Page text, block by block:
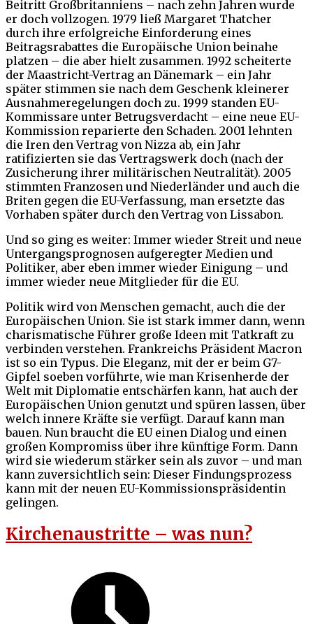
Beitritt Großbritanniens – nach zehn Jahren wurde
er doch vollzogen. 1979 ließ Margaret Thatcher
durch ihre erfolgreiche Einforderung eines
Beitragsrabattes die Europäische Union beinahe
platzen – die aber hielt zusammen. 1992 scheiterte
der Maastricht-Vertrag an Dänemark – ein Jahr
später stimmen sie nach dem Geschenk kleinerer
Ausnahmeregelungen doch zu. 1999 standen EU-
Kommissare unter Betrugsverdacht – eine neue EU-
Kommission reparierte den Schaden. 2001 lehnten
die Iren den Vertrag von Nizza ab, ein Jahr
ratifizierten sie das Vertragswerk doch (nach der
Zusicherung ihrer militärischen Neutralität). 2005
stimmten Franzosen und Niederländer und auch die
Briten gegen die EU-Verfassung, man ersetzte das
Vorhaben später durch den Vertrag von Lissabon.
Und so ging es weiter: Immer wieder Streit und neue
Untergangsprognosen aufgeregter Medien und
Politiker, aber eben immer wieder Einigung – und
immer wieder neue Mitglieder für die EU.
Politik wird von Menschen gemacht, auch die der
Europäischen Union. Sie ist stark immer dann, wenn
charismatische Führer große Ideen mit Tatkraft zu
verbinden verstehen. Frankreichs Präsident Macron
ist so ein Typus. Die Eleganz, mit der er beim G7-
Gipfel soeben vorführte, wie man Krisenherde der
Welt mit Diplomatie entschärfen kann, hat auch der
Europäischen Union genutzt und spüren lassen, über
welch innere Kräfte sie verfügt. Darauf kann man
bauen. Nun braucht die EU einen Dialog und einen
großen Kompromiss über ihre künftige Form. Dann
wird sie wiederum stärker sein als zuvor – und man
kann zuversichtlich sein: Dieser Findungsprozess
kann mit der neuen EU-Kommissionspräsidentin
gelingen.
Kirchenaustritte – was nun?